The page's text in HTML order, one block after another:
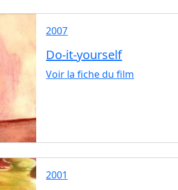
2007
Do-it-yourself
Voir la fiche du film
2001